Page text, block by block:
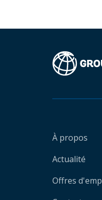
À propos
Actualité
Offres